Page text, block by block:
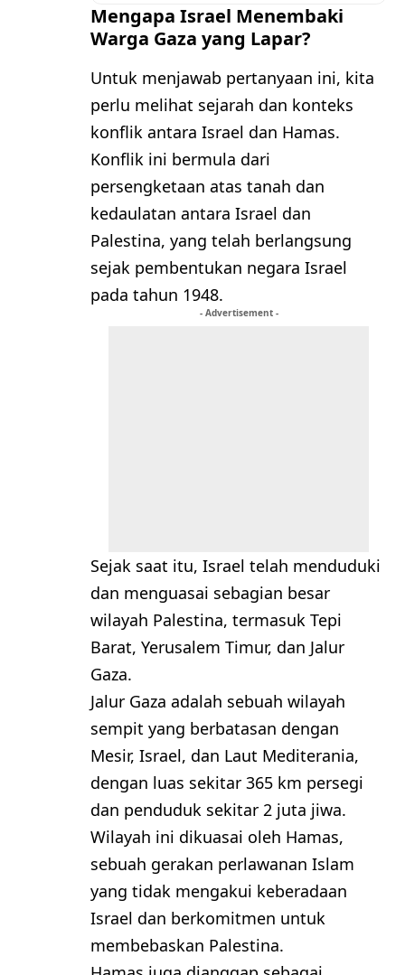
Mengapa Israel Menembaki
Warga Gaza yang Lapar?
Untuk menjawab pertanyaan ini, kita
perlu melihat sejarah dan konteks
konflik antara Israel dan Hamas.
Konflik ini bermula dari
persengketaan atas tanah dan
kedaulatan antara Israel dan
Palestina, yang telah berlangsung
sejak pembentukan negara Israel
pada tahun 1948.
- Advertisement -
Sejak saat itu, Israel telah menduduki
dan menguasai sebagian besar
wilayah Palestina, termasuk Tepi
Barat, Yerusalem Timur, dan Jalur
Gaza.
Jalur Gaza adalah sebuah wilayah
sempit yang berbatasan dengan
Mesir, Israel, dan Laut Mediterania,
dengan luas sekitar 365 km persegi
dan penduduk sekitar 2 juta jiwa.
Wilayah ini dikuasai oleh Hamas,
sebuah gerakan perlawanan Islam
yang tidak mengakui keberadaan
Israel dan berkomitmen untuk
membebaskan Palestina.